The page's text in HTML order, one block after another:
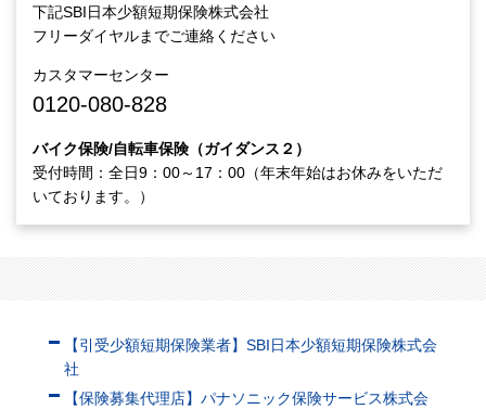
下記SBI日本少額短期保険株式会社
フリーダイヤルまでご連絡ください
カスタマーセンター
0120-080-828
バイク保険/自転車保険（ガイダンス２）
受付時間：全日9：00～17：00（年末年始はお休みをいただ
いております。）
【引受少額短期保険業者】SBI日本少額短期保険株式会
社
【保険募集代理店】パナソニック保険サービス株式会